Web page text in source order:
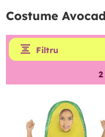
Costume
Filtru
2